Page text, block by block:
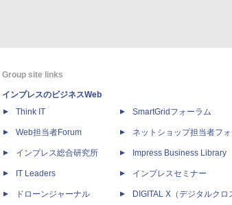
Group site links
インプレスのビジネスWeb
Think IT
Web担当者Forum
インプレス総合研究所
IT Leaders
ドローンジャーナル
SmartGridフォーラム
ネットショップ担当者フ
Impress Business Library
インプレスセミナー
DIGITAL X（デジタルクロ